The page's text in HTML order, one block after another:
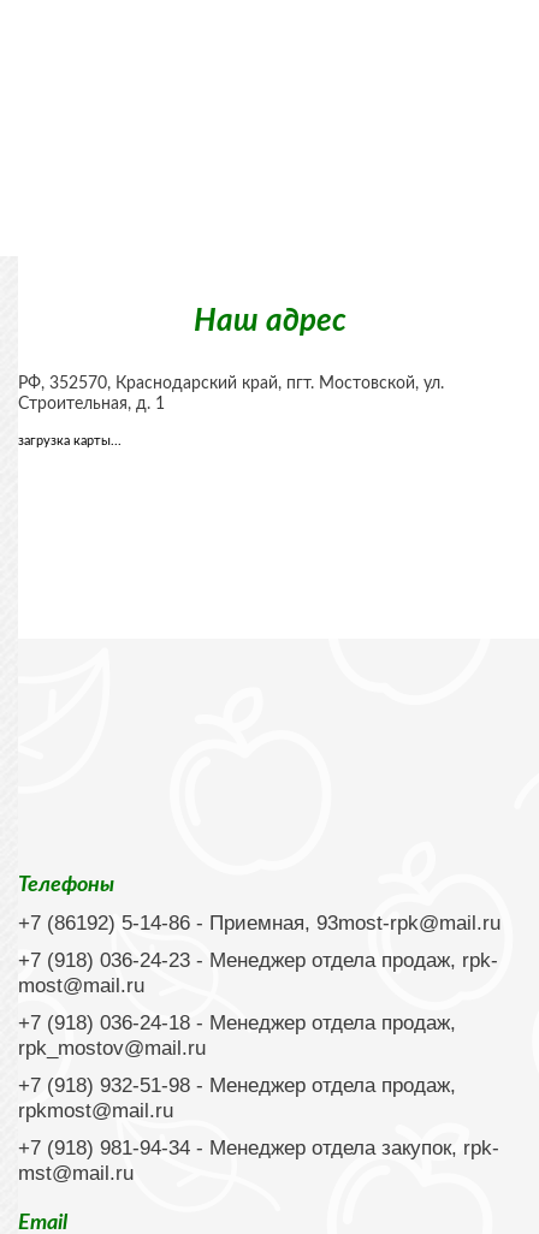
Наш адрес
РФ, 352570, Краснодарский край, пгт. Мостовской, ул.
Строительная, д. 1
загрузка карты...
Телефоны
+7 (86192) 5-14-86 - Приемная, 93most-rpk@mail.ru
+7 (918) 036-24-23 - Менеджер отдела продаж, rpk-
most@mail.ru
+7 (918) 036-24-18 - Менеджер отдела продаж,
rpk_mostov@mail.ru
+7 (918) 932-51-98 - Менеджер отдела продаж,
rpkmost@mail.ru
+7 (918) 981-94-34 - Менеджер отдела закупок, rpk-
mst@mail.ru
Email